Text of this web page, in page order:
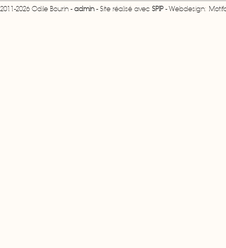
2011-2026 Odile Bourin -admin- Site réalisé avec SPIP - Webdesign: